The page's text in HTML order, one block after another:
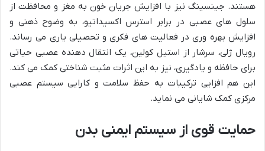
هستند. جینسینگ نیز با افزایش جریان خون به مغز و محافظت از
سلول های عصبی در برابر استرس اکسیداتیو، به وضوح ذهنی و
افزایش بهره وری در فعالیت های فکری و تحصیلی یاری می رساند.
رویال ژلی، سرشار از استیل کولین، یک انتقال دهنده عصبی حیاتی
برای حافظه و یادگیری، نیز به این اثرات مثبت شناختی کمک می کند.
این هم افزایی ترکیبات به حفظ سلامت و کارایی سیستم عصبی
مرکزی کمک شایانی می نماید.
حمایت قوی از سیستم ایمنی بدن